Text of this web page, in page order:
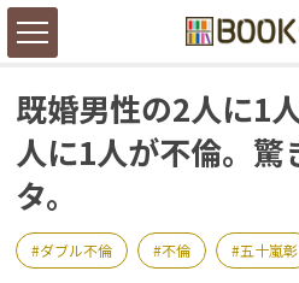
既婚男性の2人に1
人に1人が不倫。驚
タ。
ダブル不倫 不倫 五十嵐彰